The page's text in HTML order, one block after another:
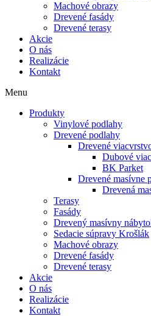
Machové obrazy
Drevené fasády
Drevené terasy
Akcie
O nás
Realizácie
Kontakt
Menu
Produkty
Vinylové podlahy
Drevené podlahy
Drevené
Dubové
BK Parket
Drevené masívne
Drevená
Terasy
Fasády
Drevený masívny
Sedacie súpravy Krošlák
Machové obrazy
Drevené fasády
Drevené terasy
Akcie
O nás
Realizácie
Kontakt